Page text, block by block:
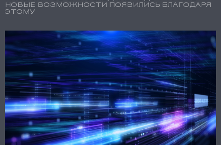
НОВЫЕ ВОЗМОЖНОСТИ ПОЯВИЛИСЬ БЛАГОДАРЯ
ЭТОМУ